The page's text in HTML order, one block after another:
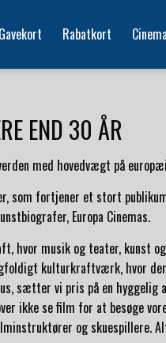
Gavekort Rabatkort
END 30 ÅR
med hovedvægt på
som fortjener et stort
Europa Cinemas.
hvor musik og teater, kunst
kulturkraftværk, hvor
sætter vi pris på en
ikke se film for at besøge
og skuespillere.